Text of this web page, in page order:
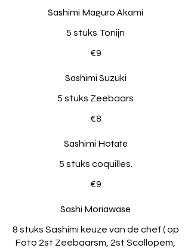
Sashimi Maguro Akami
5 stuks Tonijn
€9
Sashimi Suzuki
5 stuks Zeebaars
€8
Sashimi Hotate
5 stuks coquilles.
€9
Sashi Moriawase
8 stuks Sashimi keuze van de chef ( op
Foto 2st Zeebaarsm, 2st Scollopem,